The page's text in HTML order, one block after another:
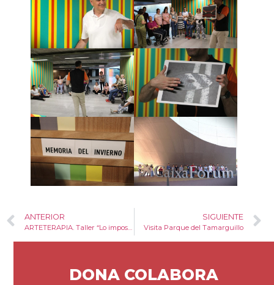
ANTERIOR
ARTETERAPIA. Taller “Lo imposible”.
SIGUIENTE
Visita Parque del Tamarguillo
DONA COLABORA